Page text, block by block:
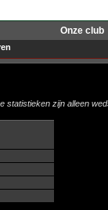
Onze club
statistieken zijn alleen